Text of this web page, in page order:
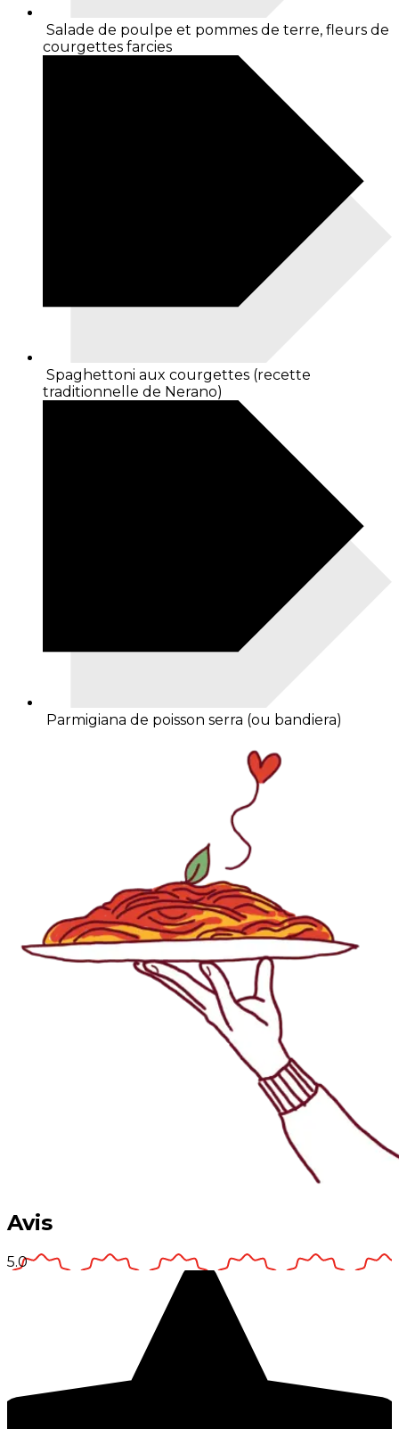
Salade de poulpe et pommes de terre, fleurs de
courgettes farcies
Spaghettoni aux courgettes (recette
traditionnelle de Nerano)
Parmigiana de poisson serra (ou bandiera)
Avis
5.0